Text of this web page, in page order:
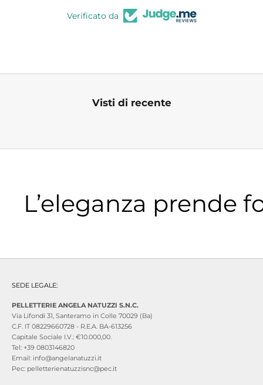
Verificato da
Visti di recente
L’eleganza prende
SEDE LEGALE:
PELLETTERIE ANGELA NATUZZI S.N.C.
Via Lifondi 31, Santeramo in Colle 70029 (Ba)
C.F. IT 08229660728 - R.E.A. BA-613256
Capitale Sociale I.V.: €10.000,00.
Tel: +39 0803146820
Email: info@angelanatuzzi.it
Pec: pelletterienatuzzisnc@pec.it